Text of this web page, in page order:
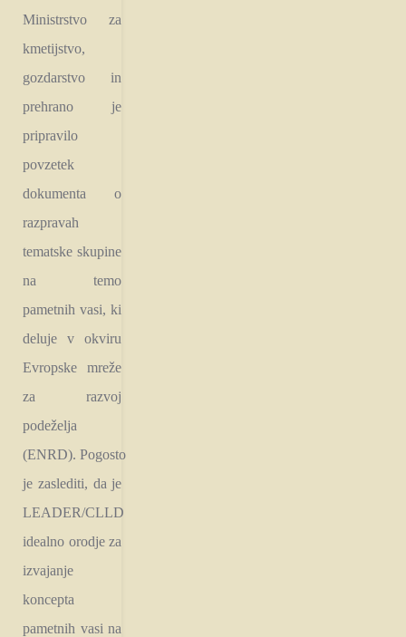
Ministrstvo za
kmetijstvo,
gozdarstvo in
prehrano je
pripravilo
povzetek
dokumenta o
razpravah
tematske skupine
na temo
pametnih vasi, ki
deluje v okviru
Evropske mreže
za razvoj
podeželja
(ENRD). Pogosto
je zaslediti, da je
LEADER/CLLD
idealno orodje za
izvajanje
koncepta
pametnih vasi na